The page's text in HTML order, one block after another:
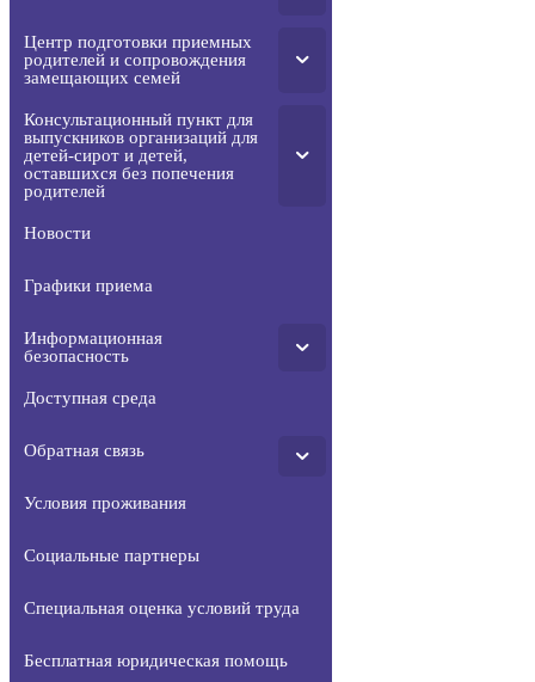
Центр подготовки приемных
родителей и сопровождения
замещающих семей
Консультационный пункт для
выпускников организаций для
детей-сирот и детей,
оставшихся без попечения
родителей
Новости
Графики приема
Информационная
безопасность
Доступная среда
Обратная связь
Условия проживания
Социальные партнеры
Специальная оценка условий труда
Бесплатная юридическая помощь